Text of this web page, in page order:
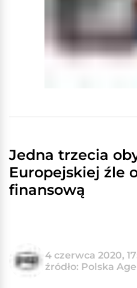
Jedna trzecia
Europejskiej źle
finansową
4 czerwca 2020,
źródło: Polska